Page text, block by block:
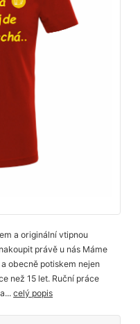
a originální vtipnou
právě u nás Máme
obecně potiskem nejen
než 15 let. Ruční práce
celý popis